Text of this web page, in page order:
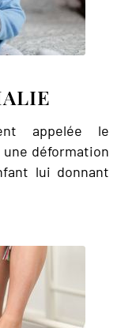
appelée le
déformation
lui donnant